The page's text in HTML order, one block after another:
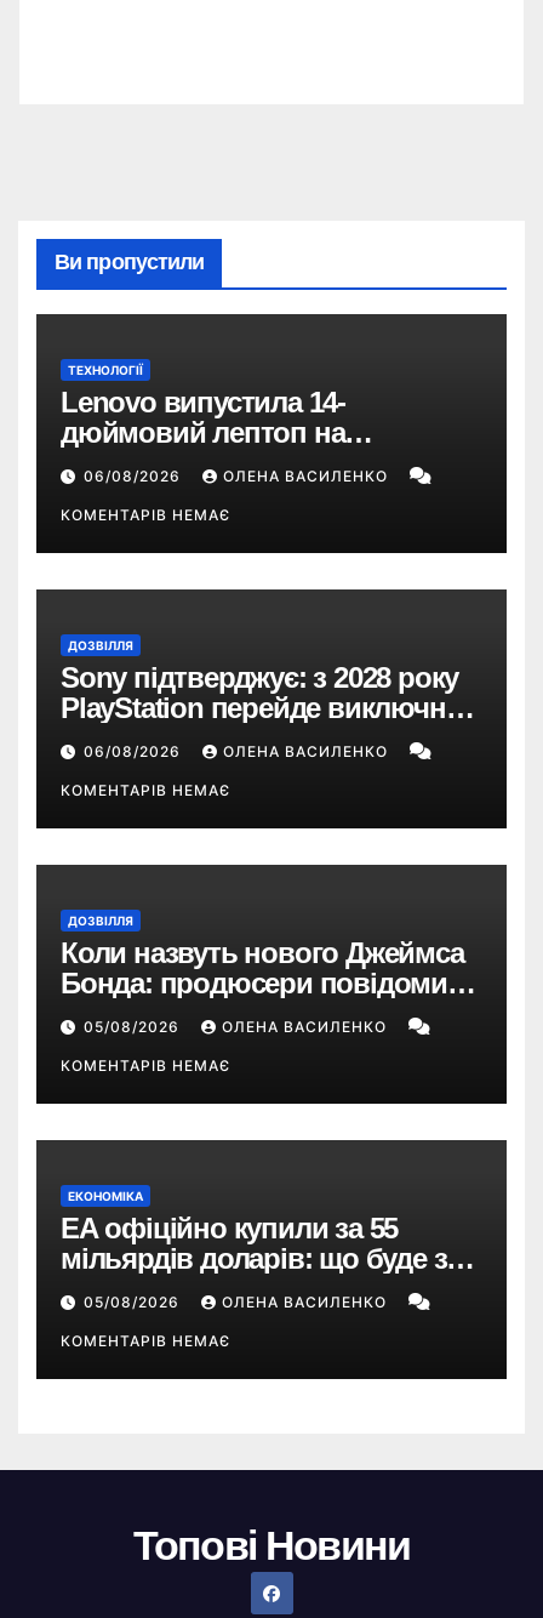
Ви пропустили
ТЕХНОЛОГІЇ
Lenovo випустила 14-
дюймовий лептоп на
Snapdragon X2 з автономністю
понад 33 години
06/08/2026 ОЛЕНА ВАСИЛЕНКО
КОМЕНТАРІВ НЕМАЄ
ДОЗВІЛЛЯ
Sony підтверджує: з 2028 року
PlayStation перейде виключно
на цифрові ігри
06/08/2026 ОЛЕНА ВАСИЛЕНКО
КОМЕНТАРІВ НЕМАЄ
ДОЗВІЛЛЯ
Коли назвуть нового Джеймса
Бонда: продюсери повідомили
про терміни кастингу
05/08/2026 ОЛЕНА ВАСИЛЕНКО
КОМЕНТАРІВ НЕМАЄ
ЕКОНОМІКА
EA офіційно купили за 55
мільярдів доларів: що буде з
EA Sports FC, Battlefield і The
Sims
05/08/2026 ОЛЕНА ВАСИЛЕНКО
КОМЕНТАРІВ НЕМАЄ
Топові Новини